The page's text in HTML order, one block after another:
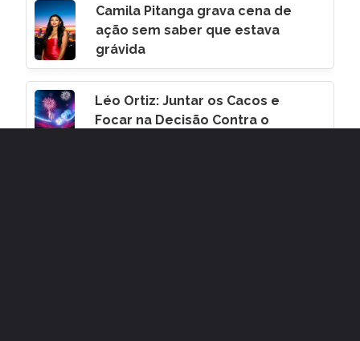
Camila Pitanga grava cena de
ação sem saber que estava
grávida
Léo Ortiz: Juntar os Cacos e
Focar na Decisão Contra o